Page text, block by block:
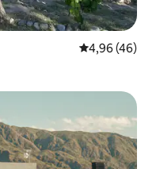
Évaluation
4,96 (46)